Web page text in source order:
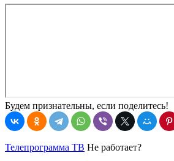
Будем признательны, если поделитесь!
Телепрограмма ТВ Не работает?